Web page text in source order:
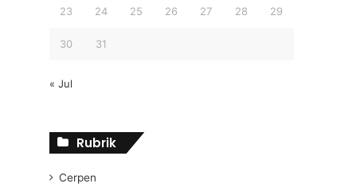
23 24 25 26 27 28 29
30 31
« Jul
Rubrik
Cerpen